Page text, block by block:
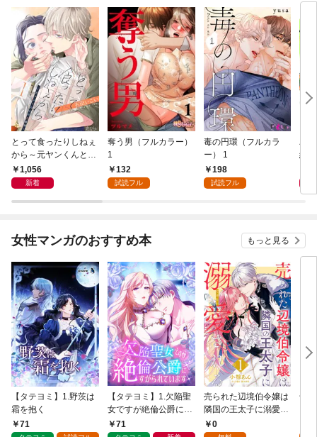
とって食ったりしねぇ
から～元ヤンくんとの
恋事情～ 1～6巻セッ
ト
1,056
新着
奪う男（フルカラー）
1
132
試読フル
毒の円環（フルカラ
ー） 1
198
試読フル
バ
経
女性マンガのおすすめ本 もっと見る
【タテヨミ】1.野茨は
霜を抱く
71
【タテヨミ】1.欠陥聖
女ですが絶倫公爵にす
がられています
71
売られた辺境伯令嬢は
隣国の王太子に溺愛さ
れる 1
0
千
家